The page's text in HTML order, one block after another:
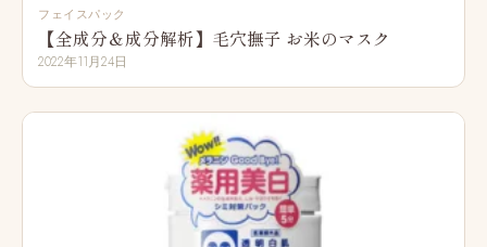
フェイスパック
【全成分＆成分解析】毛穴撫子 お米のマスク
2022年11月24日